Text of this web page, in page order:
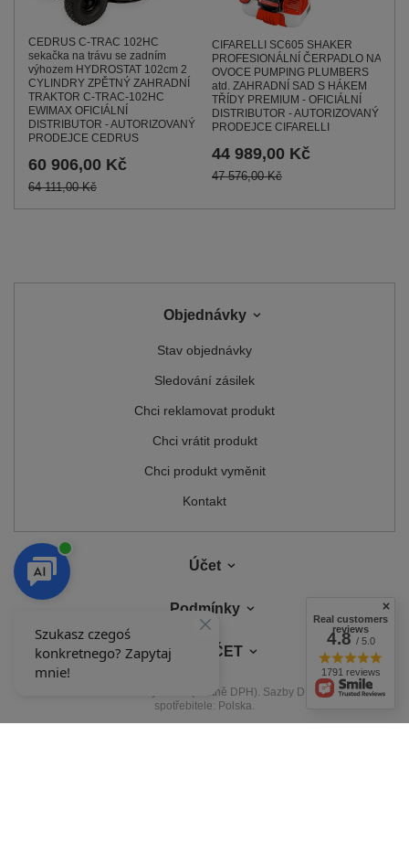
CEDRUS C-TRAC 102HC
sekačka na trávu se zadním
výhozem HYDROSTAT 102cm 2
CYLINDRY ZPĚTNÝ ZAHRADNÍ
TRAKTOR C-TRAC-102HC
EWIMAX OFICIÁLNÍ
DISTRIBUTOR - AUTORIZOVANÝ
PRODEJCE CEDRUS
60 906,00 Kč
64 111,00 Kč
CIFARELLI SC605 SHAKER
PROFESIONÁLNÍ ČERPADLO NA
OVOCE PUMPING PLUMBERS
atd. ZAHRADNÍ SAD S HÁKEM
TŘÍDY PREMIUM - OFICIÁLNÍ
DISTRIBUTOR - AUTORIZOVANÝ
PRODEJCE CIFARELLI
44 989,00 Kč
47 576,00 Kč
Objednávky
Stav objednávky
Sledování zásilek
Chci reklamovat produkt
Chci vrátit produkt
Chci produkt vyměnit
Kontakt
Účet
Podmínky
MŮJ ÚČET
V obchodě uvádíme ceny brutto (včetně DPH). Sazby DPH pro domácí
spotřebitele: Polska.
Real customers
reviews
4.8/ 5.0
1791 reviews